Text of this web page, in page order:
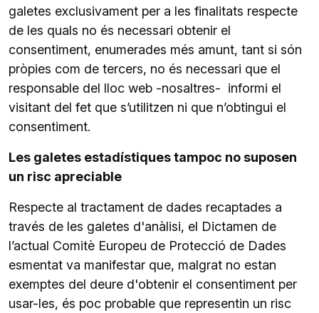
galetes exclusivament per a les finalitats respecte
de les quals no és necessari obtenir el
consentiment, enumerades més amunt, tant si són
pròpies com de tercers, no és necessari que el
responsable del lloc web -nosaltres- informi el
visitant del fet que s’utilitzen ni que n’obtingui el
consentiment.
Les galetes estadístiques tampoc no suposen
un risc apreciable
Respecte al tractament de dades recaptades a
través de les galetes d'anàlisi, el Dictamen de
l’actual Comitè Europeu de Protecció de Dades
esmentat va manifestar que, malgrat no estan
exemptes del deure d'obtenir el consentiment per
usar-les, és poc probable que representin un risc